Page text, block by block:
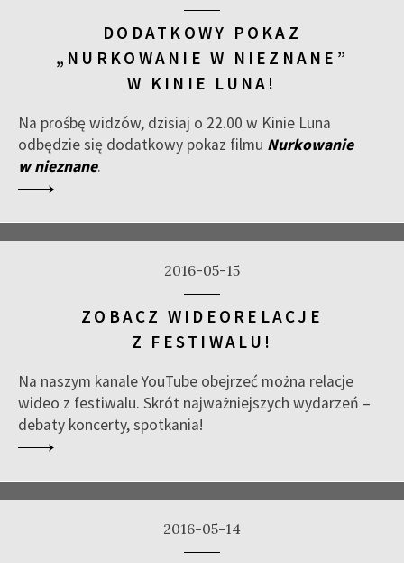
DODATKOWY POKAZ
„NURKOWANIE W NIEZNANE”
W KINIE LUNA!
Na prośbę widzów, dzisiaj o 22.00 w Kinie Luna
odbędzie się dodatkowy pokaz filmu Nurkowanie
w nieznane.
2016-05-15
ZOBACZ WIDEORELACJE
Z FESTIWALU!
Na naszym kanale YouTube obejrzeć można relacje
wideo z festiwalu. Skrót najważniejszych wydarzeń –
debaty koncerty, spotkania!
2016-05-14